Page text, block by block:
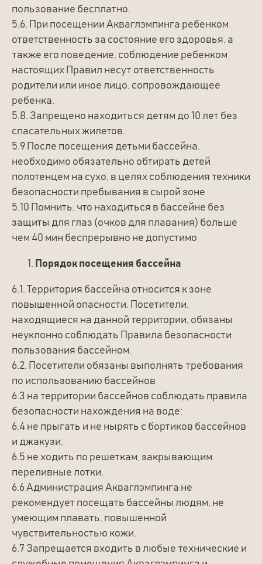
пользование бесплатно.
5.6. При посещении Акваглэмпинга ребенком
ответственность за состояние его здоровья, а
также его поведение, соблюдение ребенком
настоящих Правил несут ответственность
родители или иное лицо, сопровождающее
ребенка.
5.8. Запрещено находиться детям до 10 лет без
спасательных жилетов.
5.9 После посещения детьми бассейна,
необходимо обязательно обтирать детей
полотенцем на сухо, в целях соблюдения техники
безопасности пребывания в сырой зоне
5.10 Помнить, что находиться в бассейне без
защиты для глаз (очков для плавания) больше
чем 40 мин беспрерывно не допустимо
Порядок посещения бассейна
6.1. Территория бассейна относится к зоне
повышенной опасности. Посетители,
находящиеся на данной территории, обязаны
неуклонно соблюдать Правила безопасности
пользования бассейном.
6.2. Посетители обязаны выполнять требования
по использованию бассейнов
6.3 на территории бассейнов соблюдать правила
безопасности нахождения на воде;
6.4 не прыгать и не нырять с бортиков бассейнов
и джакузи;
6.5 не ходить по решеткам, закрывающим
переливные лотки.
6.6 Администрация Акваглэмпинга не
рекомендует посещать бассейны людям, не
умеющим плавать, повышенной
чувствительностью кожи.
6.7 Запрещается входить в любые технические и